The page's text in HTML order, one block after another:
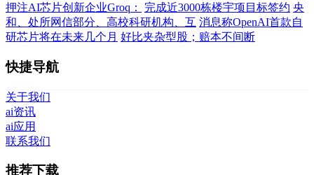
押注AI芯片创新企业Groq：
完成近3000栋楼宇项目标签约 央
和、处所网信部分、高校科研机构、互 消息称OpenAI首款自
研芯片将在未来几个月 好比夹杂型股；赔本不间断
快捷导航
关于我们
ai资讯
ai应用
联系我们
推荐下载